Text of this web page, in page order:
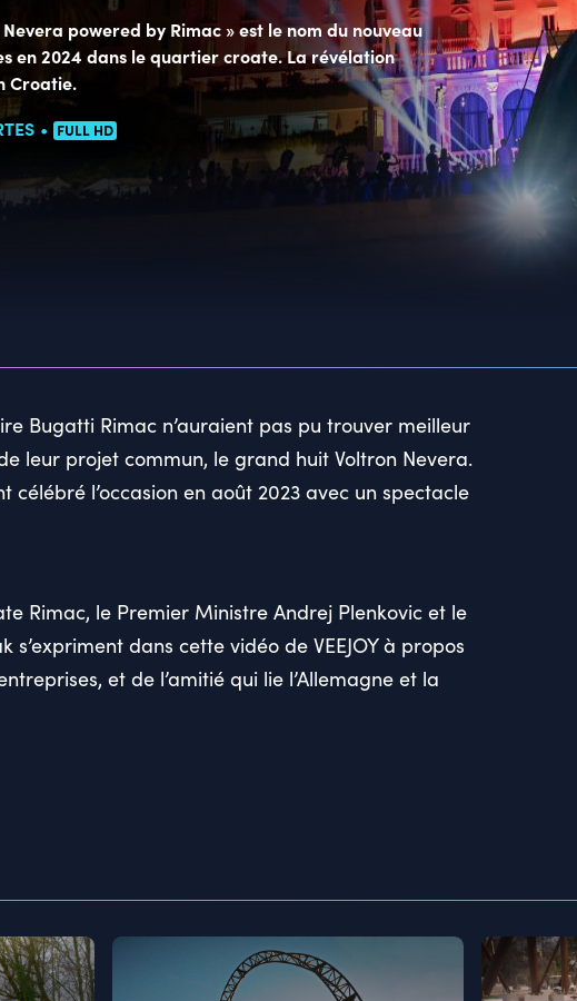
powered by Rimac » est le nom du nouveau
en 2024 dans le quartier croate. La révélation
Croatie.
FULL HD
Bugatti Rimac n’auraient pas pu trouver meilleur
leur projet commun, le grand huit Voltron Nevera.
célébré l’occasion en août 2023 avec un spectacle
Rimac, le Premier Ministre Andrej Plenkovic et le
dans cette vidéo de VEEJOY à propos
et de l’amitié qui lie l’Allemagne et la